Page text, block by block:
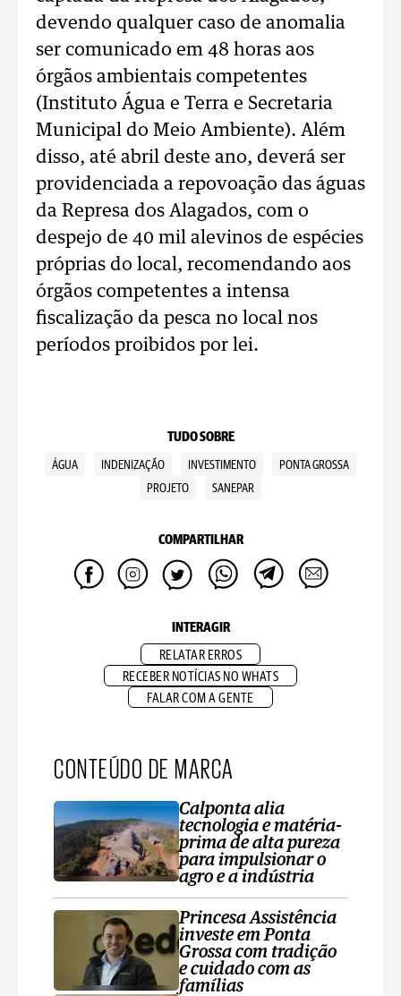
devendo qualquer caso de anomalia
ser comunicado em 48 horas aos
órgãos ambientais competentes
(Instituto Água e Terra e Secretaria
Municipal do Meio Ambiente). Além
disso, até abril deste ano, deverá ser
providenciada a repovoação das águas
da Represa dos Alagados, com o
despejo de 40 mil alevinos de espécies
próprias do local, recomendando aos
órgãos competentes a intensa
fiscalização da pesca no local nos
períodos proibidos por lei.
TUDO SOBRE
ÁGUA INDENIZAÇÃO INVESTIMENTO
PONTA GROSSA
PROJETO
SANEPAR
COMPARTILHAR
INTERAGIR
RELATAR ERROS
RECEBER NOTÍCIAS NO WHATS
FALAR COM A GENTE
CONTEÚDO DE MARCA
Calponta alia
tecnologia e matéria-
prima de alta pureza
para impulsionar o
agro e a indústria
Princesa Assistência
investe em Ponta
Grossa com tradição
e cuidado com as
famílias